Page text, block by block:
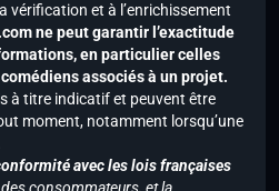
vérification et à l’enrichissement
ne peut garantir l’exactitude
en particulier celles
associés à un projet.
à titre indicatif et peuvent être
moment, notamment lorsqu’une
avec les lois françaises